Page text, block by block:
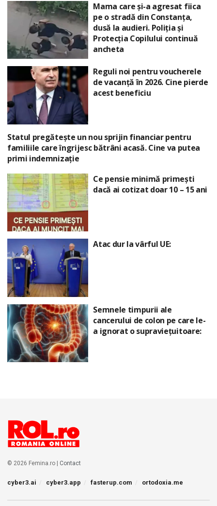
Mama care și-a agresat fiica
pe o stradă din Constanța,
dusă la audieri. Poliția și
Protecția Copilului continuă
ancheta
Reguli noi pentru voucherele
de vacanță în 2026. Cine pierde
acest beneficiu
Statul pregătește un nou sprijin financiar pentru
familiile care îngrijesc bătrâni acasă. Cine va putea
primi indemnizație
Ce pensie minimă primești
dacă ai cotizat doar 10 – 15 ani
Atac dur la vârful UE:
Semnele timpurii ale
cancerului de colon pe care le-
a ignorat o supraviețuitoare:
© 2026 Femina.ro | Contact
cyber3.ai cyber3.app fasterup.com ortodoxia.me